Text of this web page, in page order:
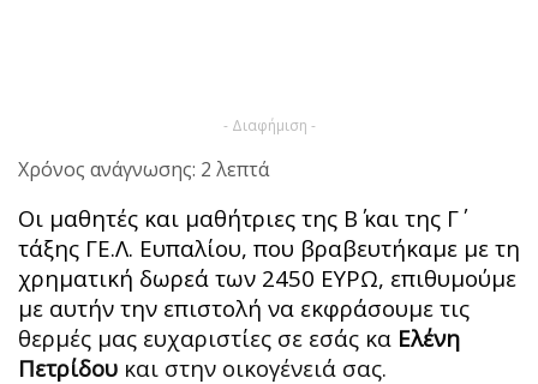
- Διαφήμιση -
Χρόνος ανάγνωσης: 2 λεπτά
Οι μαθητές και μαθήτριες της Β΄ και της Γ΄
τάξης ΓΕ.Λ. Ευπαλίου, που βραβευτήκαμε με τη
χρηματική δωρεά των 2450 ΕΥΡΩ, επιθυμούμε
με αυτήν την επιστολή να εκφράσουμε τις
θερμές μας ευχαριστίες σε εσάς κα Ελένη
Πετρίδου και στην οικογένειά σας.